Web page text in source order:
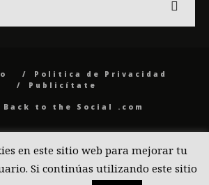
Politica de Privacidad
Publicítate
Back to the Social .com
en este sitio web para mejorar tu
Si continúas utilizando este sitio